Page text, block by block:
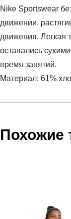
Nike Sportswear
движении,
движения. Легкая
оставались
время занятий.
Материал: 61%
Артикул:
Пол:женский
Срок отгрузки:
Условия оплаты
высылает Вам
мы не увидим Вашу
Похожие